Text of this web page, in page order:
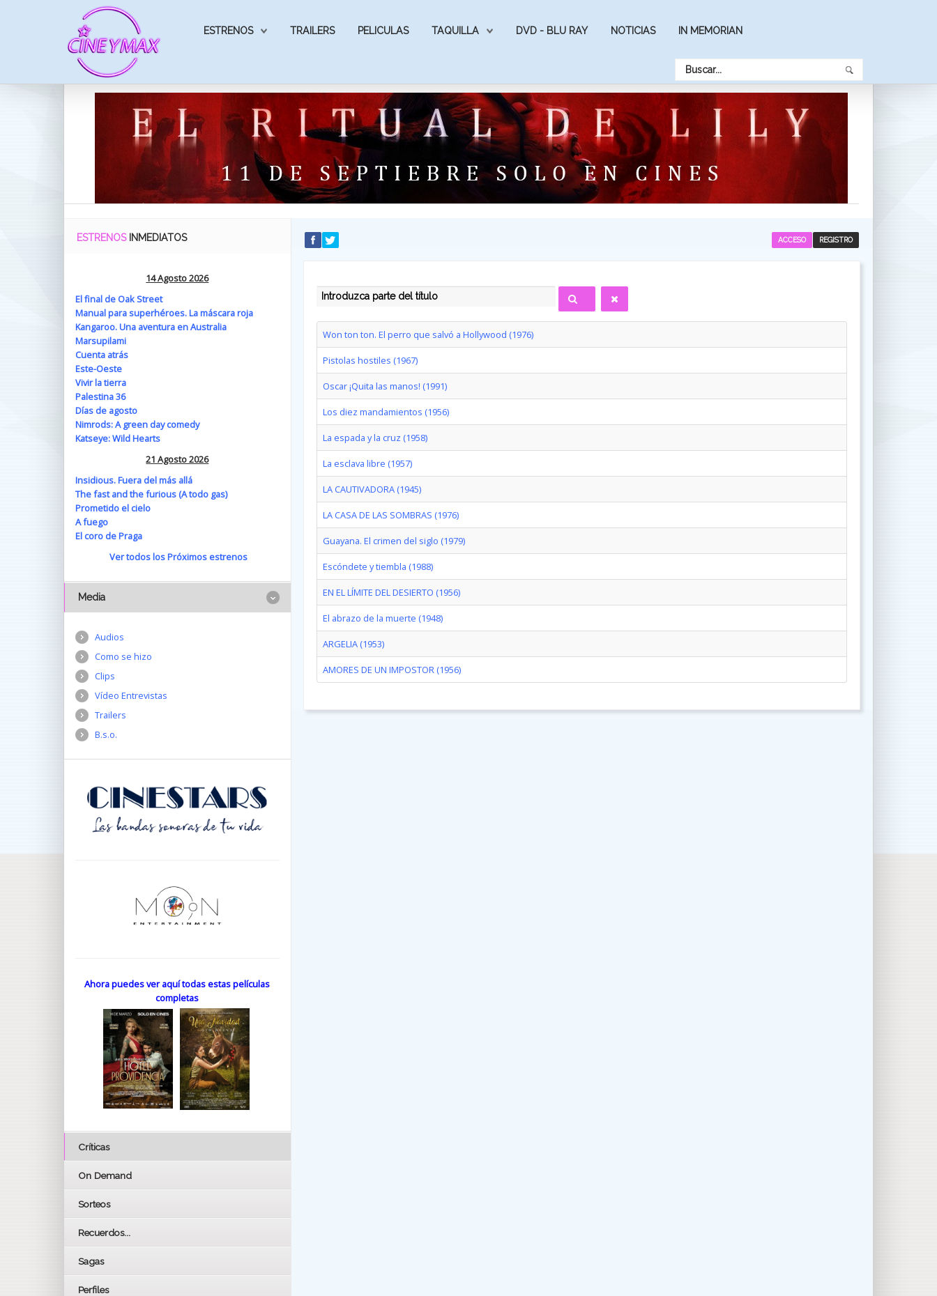
ESTRENOS TRAILERS PELICULAS TAQUILLA DVD - BLU RAY NOTICIAS IN MEMORIAN
REGISTRO
ACCESO
INTRODUZCA PARTE DEL TÍTULO
Won ton ton. El perro que salvó a Hollywood (1976)
Pistolas hostiles (1967)
Oscar ¡Quita las manos! (1991)
Los diez mandamientos (1956)
La espada y la cruz (1958)
La esclava libre (1957)
LA CAUTIVADORA (1945)
LA CASA DE LAS SOMBRAS (1976)
Guayana. El crimen del siglo (1979)
Escóndete y tiembla (1988)
EN EL LÍMITE DEL DESIERTO (1956)
El abrazo de la muerte (1948)
ARGELIA (1953)
AMORES DE UN IMPOSTOR (1956)
ESTRENOS INMEDIATOS
14 Agosto 2026
El final de Oak Street
Manual para superhéroes. La máscara roja
Kangaroo. Una aventura en Australia
Marsupilami
Cuenta atrás
Este-Oeste
Vivir la tierra
Palestina 36
Días de agosto
Nimrods: A green day comedy
Katseye: Wild Hearts
21 Agosto 2026
Insidious. Fuera del más allá
The fast and the furious (A todo gas)
Prometido el cielo
A fuego
El coro de Praga
Ver todos los Próximos estrenos
Media
Audios
Como se hizo
Clips
Vídeo Entrevistas
Trailers
B.s.o.
Ahora puedes ver aquí todas estas películas
completas
Críticas
On Demand
Sorteos
Recuerdos...
Sagas
Perfiles